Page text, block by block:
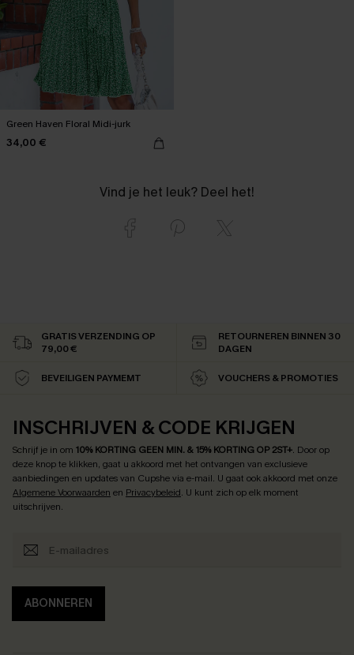
Green Haven Floral Midi-jurk
34,00 €
Vind je het leuk? Deel het!
GRATIS VERZENDING OP
79,00 €
RETOURNEREN BINNEN 30
DAGEN
BEVEILIGEN PAYMEMT VOUCHERS & PROMOTIES
INSCHRIJVEN & CODE KRIJGEN
Schrijf je in om 10% KORTING GEEN MIN. & 15% KORTING OP 2ST+. Door op
deze knop te klikken, gaat u akkoord met het ontvangen van exclusieve
aanbiedingen en updates van Cupshe via e-mail. U gaat ook akkoord met onze
Algemene Voorwaarden en Privacybeleid. U kunt zich op elk moment
uitschrijven.
ABONNEREN